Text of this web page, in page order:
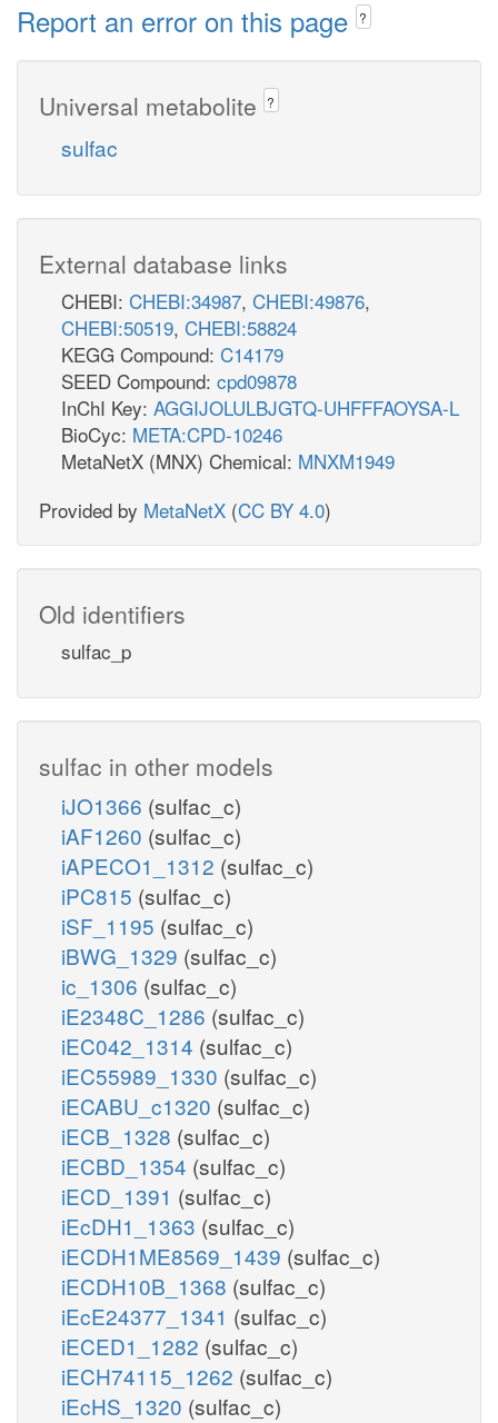
Report an error on this page ?
Universal metabolite ?
sulfac
External database links
CHEBI: CHEBI:34987, CHEBI:49876,
CHEBI:50519, CHEBI:58824
KEGG Compound: C14179
SEED Compound: cpd09878
InChI Key: AGGIJOLULBJGTQ-UHFFFAOYSA-L
BioCyc: META:CPD-10246
MetaNetX (MNX) Chemical: MNXM1949
Provided by MetaNetX (CC BY 4.0)
Old identifiers
sulfac_p
sulfac in other models
iJO1366 (sulfac_c)
iAF1260 (sulfac_c)
iAPECO1_1312 (sulfac_c)
iPC815 (sulfac_c)
iSF_1195 (sulfac_c)
iBWG_1329 (sulfac_c)
ic_1306 (sulfac_c)
iE2348C_1286 (sulfac_c)
iEC042_1314 (sulfac_c)
iEC55989_1330 (sulfac_c)
iECABU_c1320 (sulfac_c)
iECB_1328 (sulfac_c)
iECBD_1354 (sulfac_c)
iECD_1391 (sulfac_c)
iEcDH1_1363 (sulfac_c)
iECDH1ME8569_1439 (sulfac_c)
iECDH10B_1368 (sulfac_c)
iEcE24377_1341 (sulfac_c)
iECED1_1282 (sulfac_c)
iECH74115_1262 (sulfac_c)
iEcHS_1320 (sulfac_c)